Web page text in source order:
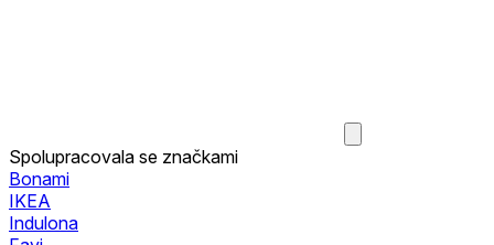
Spolupracovala se značkami
Bonami
IKEA
Indulona